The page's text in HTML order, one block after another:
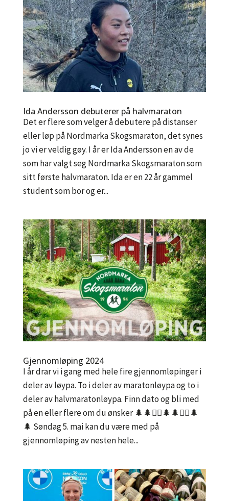
Ida Andersson debuterer på halvmaraton
Det er flere som velger å debutere på distanser
eller løp på Nordmarka Skogsmaraton, det synes
jo vi er veldig gøy. I år er Ida Andersson en av de
som har valgt seg Nordmarka Skogsmaraton som
sitt første halvmaraton. Ida er en 22 år gammel
student som bor og er...
Gjennomløping 2024
I år drar vi i gang med hele fire gjennomløpinger i
deler av løypa. To i deler av maratonløypa og to i
deler av halvmaratonløypa. Finn dato og bli med
på en eller flere om du ønsker 🌲🌲🏃‍♀️🌲🌲🏃‍♂️🌲
🌲 Søndag 5. mai kan du være med på
gjennomløping av nesten hele...